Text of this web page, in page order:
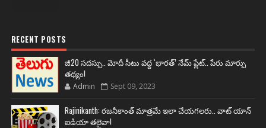
RECENT POSTS
జీ20 సదస్సు.. మోదీ సీటు వద్ద ‘భారత్’ నేమ్ ప్లేట్‌.. పేరు మార్పు
తథ్యం!
Admin Sept 09, 2023
Rajinikanth: రజనీకాంత్ మాత్రమే ఇలా చేయగలరు.. వాట్ యాన్
ఐడియా తలైవా!